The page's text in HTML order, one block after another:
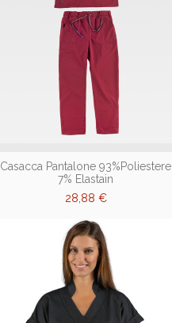
Casacca Pantalone 93%Poliestere
7% Elastain
28,88 €